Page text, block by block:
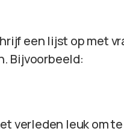
een lijst op met
Bijvoorbeeld:
verleden leuk om